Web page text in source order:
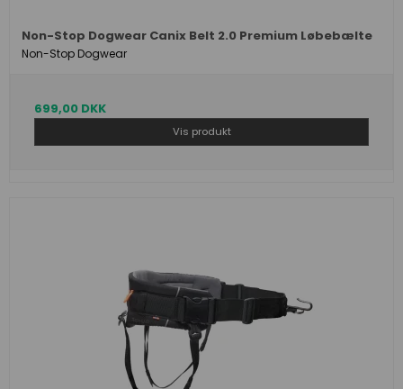
Non-Stop Dogwear Canix Belt 2.0 Premium Løbebælte
Non-Stop Dogwear
699,00 DKK
Vis produkt